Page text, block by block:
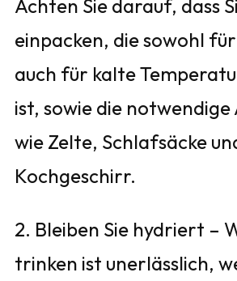
Achten Sie darauf, dass
einpacken, die sowohl
auch für kalte
ist, sowie die notwendige
wie Zelte, Schlafsäcke
Kochgeschirr.
2. Bleiben Sie hydriert –
trinken ist unerlässlich,